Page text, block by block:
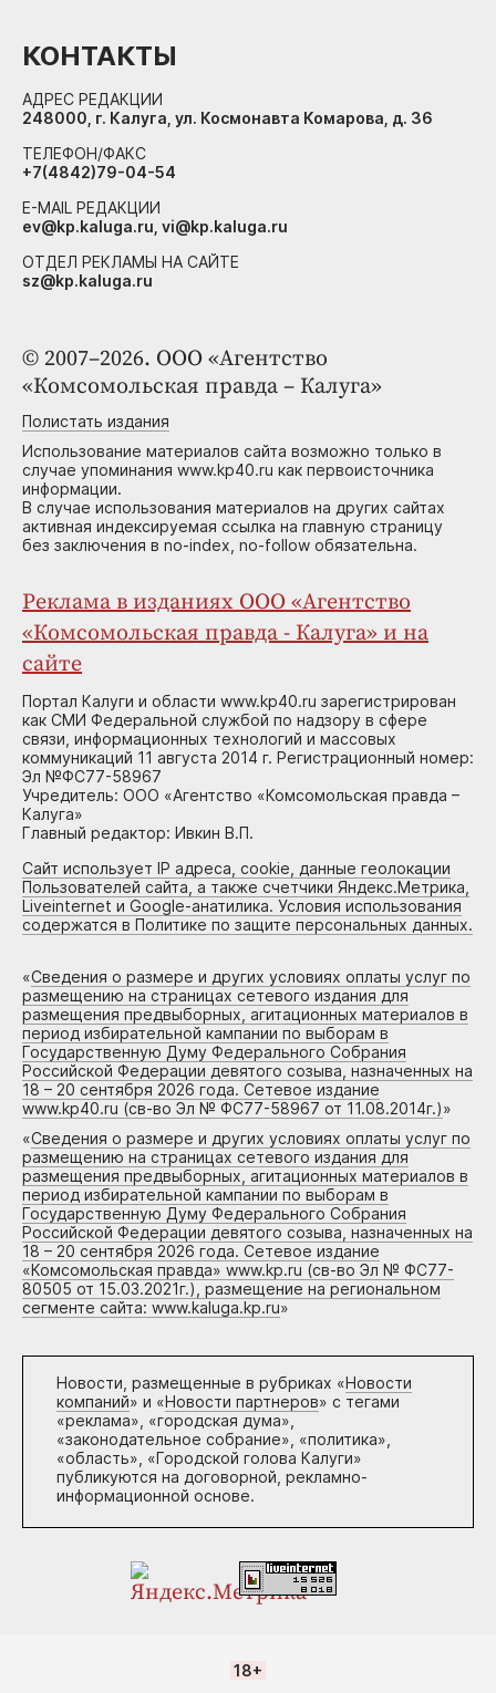
© 2007–2026. ООО «Агентство
«Комсомольская правда – Калуга»
Полистать издания
Использование материалов сайта возможно только в
случае упоминания www.kp40.ru как первоисточника
информации.
В случае использования материалов на других сайтах
активная индексируемая ссылка на главную страницу
без заключения в no-index, no-follow обязательна.
Реклама в изданиях ООО «Агентство
«Комсомольская правда - Калуга» и на
сайте
Портал Калуги и области www.kp40.ru зарегистрирован
как СМИ Федеральной службой по надзору в сфере
связи, информационных технологий и массовых
коммуникаций 11 августа 2014 г. Регистрационный номер:
Эл №ФС77-58967
Учредитель: ООО «Агентство «Комсомольская правда –
Калуга»
Главный редактор: Ивкин В.П.
Сайт использует IP адреса, cookie, данные геолокации
Пользователей сайта, а также счетчики Яндекс.Метрика,
Liveinternet и Google-анатилика. Условия использования
содержатся в Политике по защите персональных данных.
«Сведения о размере и других условиях оплаты услуг по
размещению на страницах сетевого издания для
размещения предвыборных, агитационных материалов в
период избирательной кампании по выборам в
Государственную Думу Федерального Собрания
Российской Федерации девятого созыва, назначенных на
18 – 20 сентября 2026 года. Сетевое издание
www.kp40.ru (св-во Эл № ФС77-58967 от 11.08.2014г.)»
«Сведения о размере и других условиях оплаты услуг по
размещению на страницах сетевого издания для
размещения предвыборных, агитационных материалов в
период избирательной кампании по выборам в
Государственную Думу Федерального Собрания
Российской Федерации девятого созыва, назначенных на
18 – 20 сентября 2026 года. Сетевое издание
«Комсомольская правда» www.kp.ru (св-во Эл № ФС77-
80505 от 15.03.2021г.), размещение на региональном
сегменте сайта: www.kaluga.kp.ru»
Новости, размещенные в рубриках «Новости
компаний» и «Новости партнеров» с тегами
«реклама», «городская дума»,
«законодательное собрание», «политика»,
«область», «Городской голова Калуги»
публикуются на договорной, рекламно-
информационной основе.
КОНТАКТЫ
АДРЕС РЕДАКЦИИ
248000, г. Калуга, ул. Космонавта Комарова, д. 36
ТЕЛЕФОН/ФАКС
+7(4842)79-04-54
E-MAIL РЕДАКЦИИ
ev@kp.kaluga.ru, vi@kp.kaluga.ru
ОТДЕЛ РЕКЛАМЫ НА САЙТЕ
sz@kp.kaluga.ru
18+